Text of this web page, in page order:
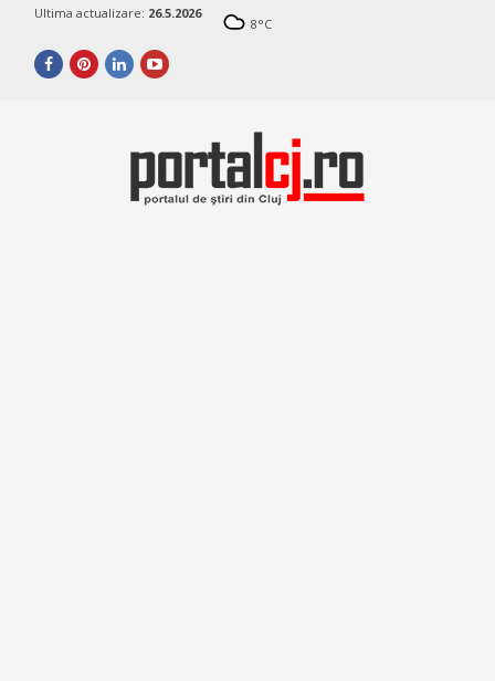
Ultima actualizare: 26.5.2026
8°C